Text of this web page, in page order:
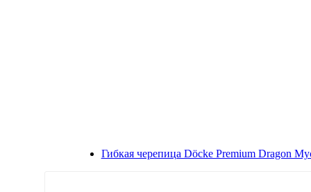
Гибкая черепица Döcke Premium Dragon